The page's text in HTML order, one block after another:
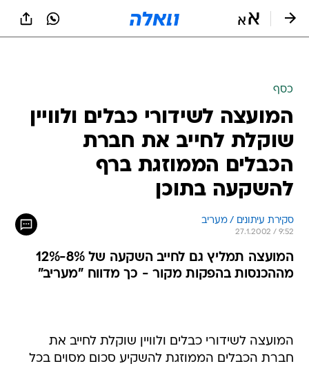
כסף
המועצה לשידורי כבלים ולוויין
שוקלת לחייב את חברת
הכבלים הממוזגת ברף
להשקעה בתוכן
סקירת עיתונים / מעריב
27.1.2002 / 9:52
המועצה תמליץ גם לחייב השקעה של 8%-12%
מההכנסות בהפקות מקור - כך מדווח "מעריב"
המועצה לשידורי כבלים ולוויין שוקלת לחייב את
חברת הכבלים הממוזגת להשקיע סכום מסוים בכל